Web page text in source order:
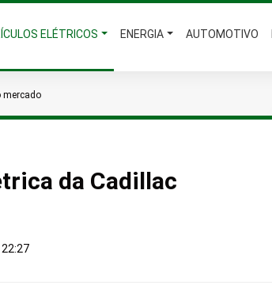
ELÉTRICOS ENERGIA AUTOMOTIVO
mercado
da Cadillac